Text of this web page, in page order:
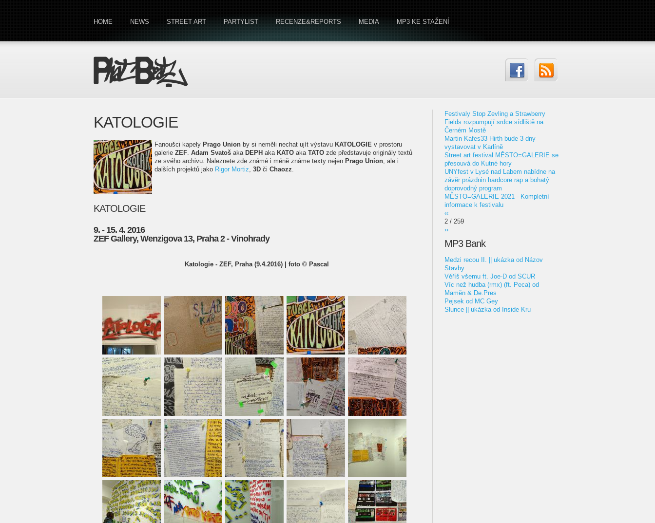
HOME NEWS STREET ART PARTYLIST RECENZE&REPORTS MEDIA MP3 KE STAŽENÍ
KATOLOGIE
Fanoušci kapely Prago Union by si neměli nechat ujít výstavu KATOLOGIE v prostoru
galerie ZEF. Adam Svatoš aka DEPH aka KATO aka TATO zde představuje originály textů
ze svého archivu. Naleznete zde známé i méně známe texty nejen Prago Union, ale i
dalších projektů jako Rigor Mortiz, 3D či Chaozz.
KATOLOGIE
9. - 15. 4. 2016
ZEF Gallery, Wenzigova 13, Praha 2 - Vinohrady
Katologie - ZEF, Praha (9.4.2016) | foto © Pascal
Festivaly Stop Zevling a Strawberry
Fields rozpumpují srdce sídliště na
Černém Mostě
Martin Kafes33 Hirth bude 3 dny
vystavovat v Karlíně
Street art festival MĚSTO=GALERIE se
přesouvá do Kutné hory
UNYfest v Lysé nad Labem nabídne na
závěr prázdnin hardcore rap a bohatý
doprovodný program
MĚSTO=GALERIE 2021 - Kompletní
informace k festivalu
‹‹
2 / 259
››
MP3 Bank
Medzi recou II. || ukázka od Názov
Stavby
Věříš všemu ft. Joe-D od SCUR
Víc než hudba (rmx) (ft. Peca) od
Maměn & De.Pres
Pejsek od MC Gey
Slunce || ukázka od Inside Kru